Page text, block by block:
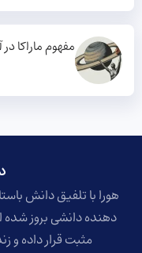
مفهوم ماراکا
هورا با تلفیق دانش
دهنده دانشی بروز شده
مثبت قرار داده و